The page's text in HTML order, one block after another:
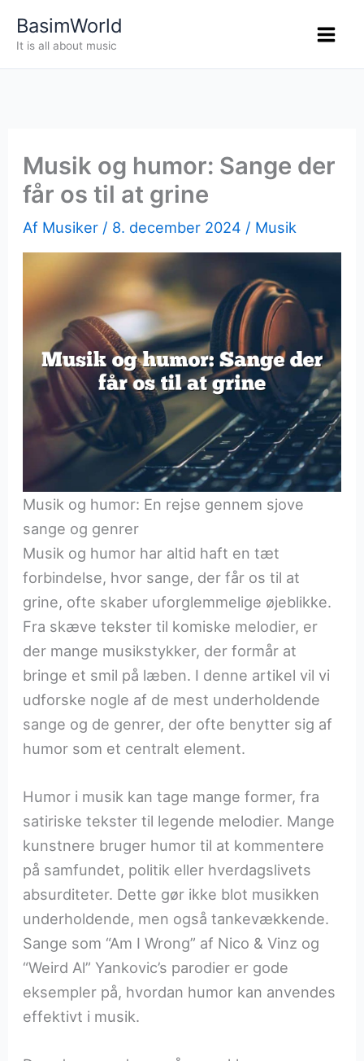
BasimWorld
It is all about music
Musik og humor: Sange der
får os til at grine
Af Musiker / 8. december 2024 / Musik
Musik og humor: En rejse gennem sjove
sange og genrer
Musik og humor har altid haft en tæt
forbindelse, hvor sange, der får os til at
grine, ofte skaber uforglemmelige øjeblikke.
Fra skæve tekster til komiske melodier, er
der mange musikstykker, der formår at
bringe et smil på læben. I denne artikel vil vi
udforske nogle af de mest underholdende
sange og de genrer, der ofte benytter sig af
humor som et centralt element.
Humor i musik kan tage mange former, fra
satiriske tekster til legende melodier. Mange
kunstnere bruger humor til at kommentere
på samfundet, politik eller hverdagslivets
absurditeter. Dette gør ikke blot musikken
underholdende, men også tankevækkende.
Sange som “Am I Wrong” af Nico & Vinz og
“Weird Al” Yankovic’s parodier er gode
eksempler på, hvordan humor kan anvendes
effektivt i musik.